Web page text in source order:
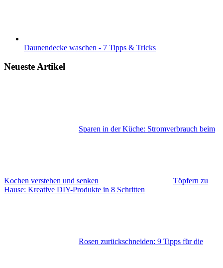
Daunendecke waschen - 7 Tipps & Tricks
Neueste Artikel
Sparen in der Küche: Stromverbrauch beim
Kochen verstehen und senken
Töpfern zu
Hause: Kreative DIY-Produkte in 8 Schritten
Rosen zurückschneiden: 9 Tipps für die